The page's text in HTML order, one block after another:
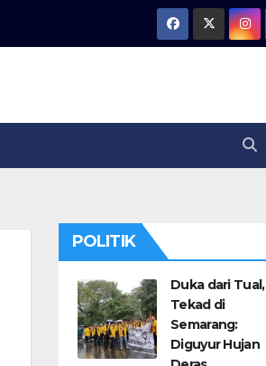
POLITIK
Duka dari Tual,
Tekad di
Semarang:
Diguyur Hujan